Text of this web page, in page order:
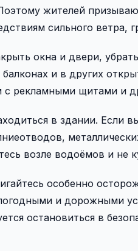
жителей
сильного ветра,
окна и двери,
и в других
рекламными щитами и
в здании. Если
возле водоёмов и не
особенно
и дорожными
остановиться в